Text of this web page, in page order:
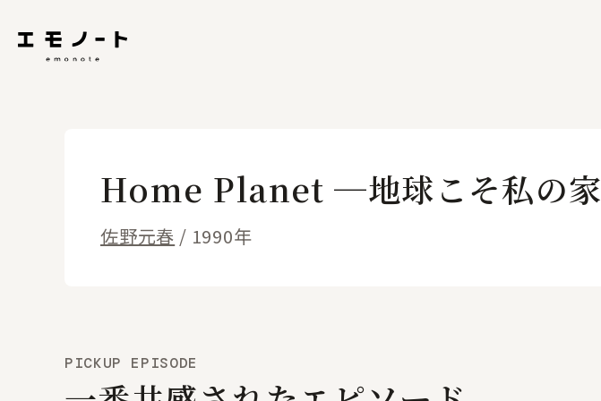
Home Planet ─地球こそ私の家
佐野元春 / 1990年
PICKUP EPISODE